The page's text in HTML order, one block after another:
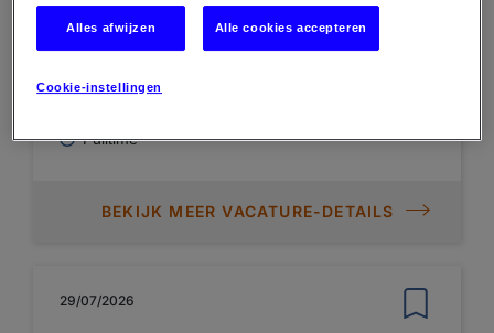
€ 3606 - € 5084
Gezondheidszorg
Fulltime
BEKIJK MEER VACATURE-DETAILS
29/07/2026
Cookie-instellingen
Alles afwijzen Alle cookies accepteren